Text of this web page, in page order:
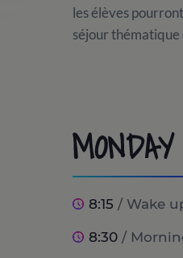
les élèves
séjour
8:15 / Wake
8:30 /